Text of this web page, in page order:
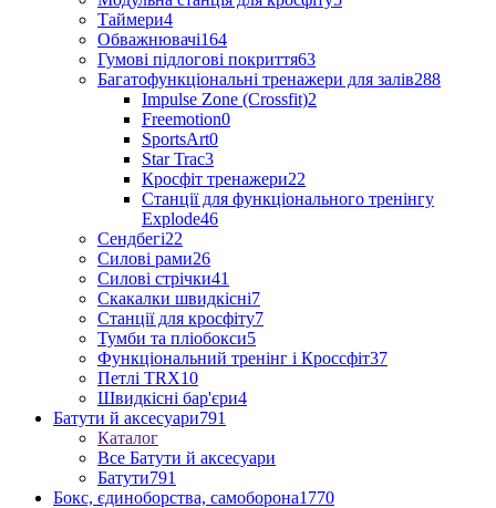
Таймери4
Обважнювачі164
Гумові підлогові покриття63
Багатофункціональні тренажери для залів288
Impulse Zone (Crossfit)2
Freemotion0
SportsArt0
Star Trac3
Кросфіт тренажери22
Станції для функціонального тренінгу
Explode46
Сендбегі22
Силові рами26
Силові стрічки41
Скакалки швидкісні7
Станції для кросфіту7
Тумби та пліобокси5
Функціональний тренінг і Кроссфіт37
Петлі TRX10
Швидкісні бар'єри4
Батути й аксесуари791
Каталог
Все Батути й аксесуари
Батути791
Бокс, єдиноборства, самоборона1770